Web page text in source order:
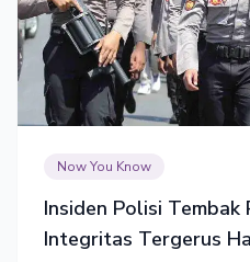
Now You Know
Insiden Polisi Tembak
Integritas Tergerus